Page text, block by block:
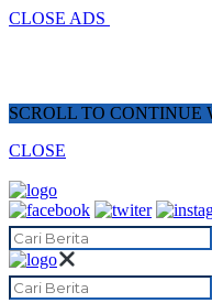
CLOSE ADS
SCROLL TO CONTINUE
CLOSE